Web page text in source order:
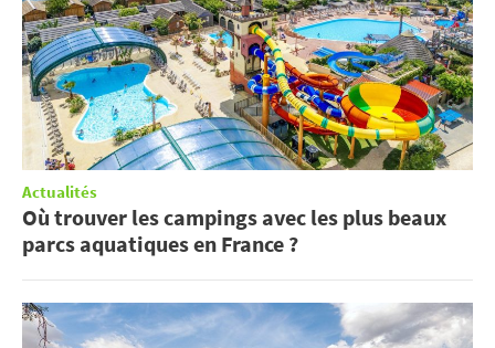
Actualités
Où trouver les campings avec les plus beaux
parcs aquatiques en France ?